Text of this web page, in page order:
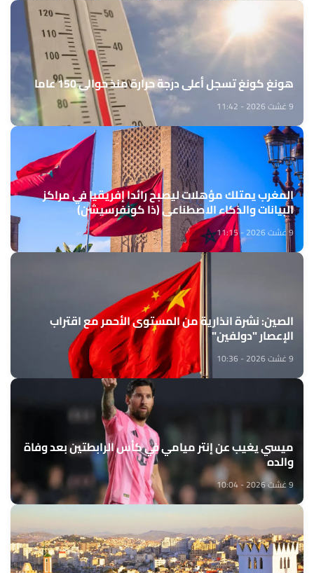
هونغ كونغ تسجل أعلى درجة حرارة منذ حوالي 150 عاما
9 غشت 2026 - 11:42
المغرب يمتلك مؤهلات ليصبح رائدا إفريقيا في مراكز
البيانات والذكاء الاصطناعي (ذا كونفرسيشن)
9 غشت 2026 - 11:15
الصين: نشرة انذارية من المستوى الأحمر مع اقتراب
الإعصار "دولفين"
9 غشت 2026 - 10:36
ميسي يغيب عن إنتر ميامي في كأس الرابطتين بعد وفاة
والده
9 غشت 2026 - 10:04